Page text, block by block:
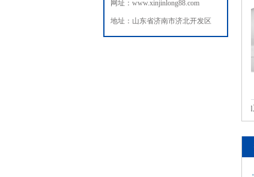
网址：www.xinjinlong88.com
地址：山东省济南市济北开发区